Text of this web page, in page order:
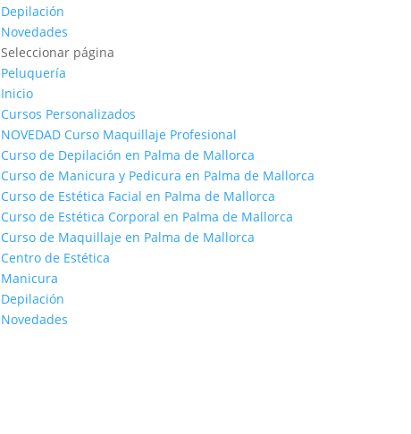
Depilación
Novedades
Seleccionar página
Peluquería
Inicio
Cursos Personalizados
NOVEDAD Curso Maquillaje Profesional
Curso de Depilación en Palma de Mallorca
Curso de Manicura y Pedicura en Palma de Mallorca
Curso de Estética Facial en Palma de Mallorca
Curso de Estética Corporal en Palma de Mallorca
Curso de Maquillaje en Palma de Mallorca
Centro de Estética
Manicura
Depilación
Novedades